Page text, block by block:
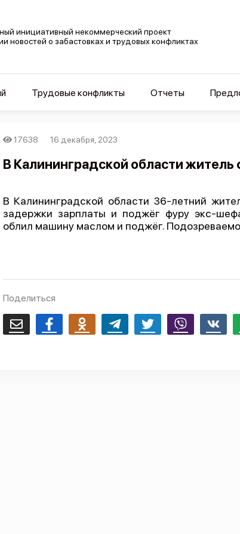
инициативный некоммерческий проект
новостей о забастовках и трудовых конфликтах
Трудовые конфликты Отчеты
17638 16 декабря, 2023
В Калининградской области
В Калининградской области 36-летний
задержки зарплаты и поджёг фуру экс-
облил машину маслом и поджёг.
Поделиться
Email FacebookOdnoklassnikiTelegram Twitter Viber